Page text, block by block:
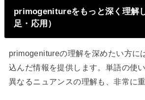
primogenitureをもっと深く理解
足・応用）
primogenitureの理解を深めたい方に
込んだ情報を提供します。単語の使
異なるニュアンスの理解も、非常に